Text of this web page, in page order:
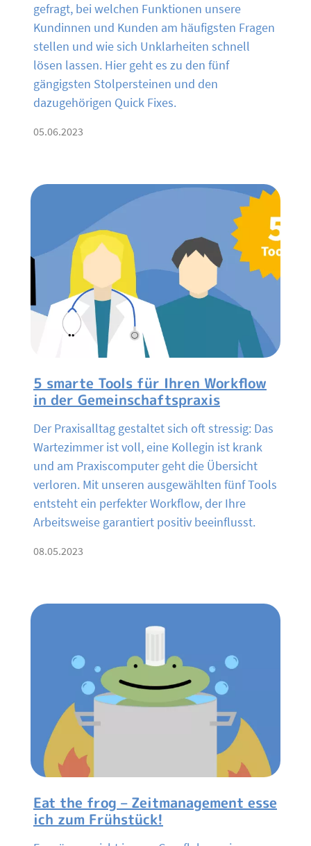
gefragt, bei welchen Funktionen unsere
Kundinnen und Kunden am häufigsten Fragen
stellen und wie sich Unklarheiten schnell
lösen lassen. Hier geht es zu den fünf
gängigsten Stolpersteinen und den
dazugehörigen Quick Fixes.
05.06.2023
5 smarte Tools für Ihren Workflow
in der Gemeinschaftspraxis
Der Praxisalltag gestaltet sich oft stressig: Das
Wartezimmer ist voll, eine Kollegin ist krank
und am Praxiscomputer geht die Übersicht
verloren. Mit unseren ausgewählten fünf Tools
entsteht ein perfekter Workflow, der Ihre
Arbeitsweise garantiert positiv beeinflusst.
08.05.2023
Eat the frog – Zeitmanagement esse
ich zum Frühstück!